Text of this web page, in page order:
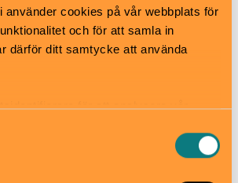
använder cookies på vår webbplats för
och för att samla in
därför ditt samtycke att använda
för att analysera vår
funktioner för sociala medier. Vi
sådana identifierare och annan